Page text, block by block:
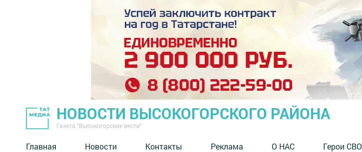
НОВОСТИ ВЫСОКОГОРСКОГО РАЙОНА
Газета "Высокогорские вести"
Главная Новости Контакты Реклама О НАС Герои СВО